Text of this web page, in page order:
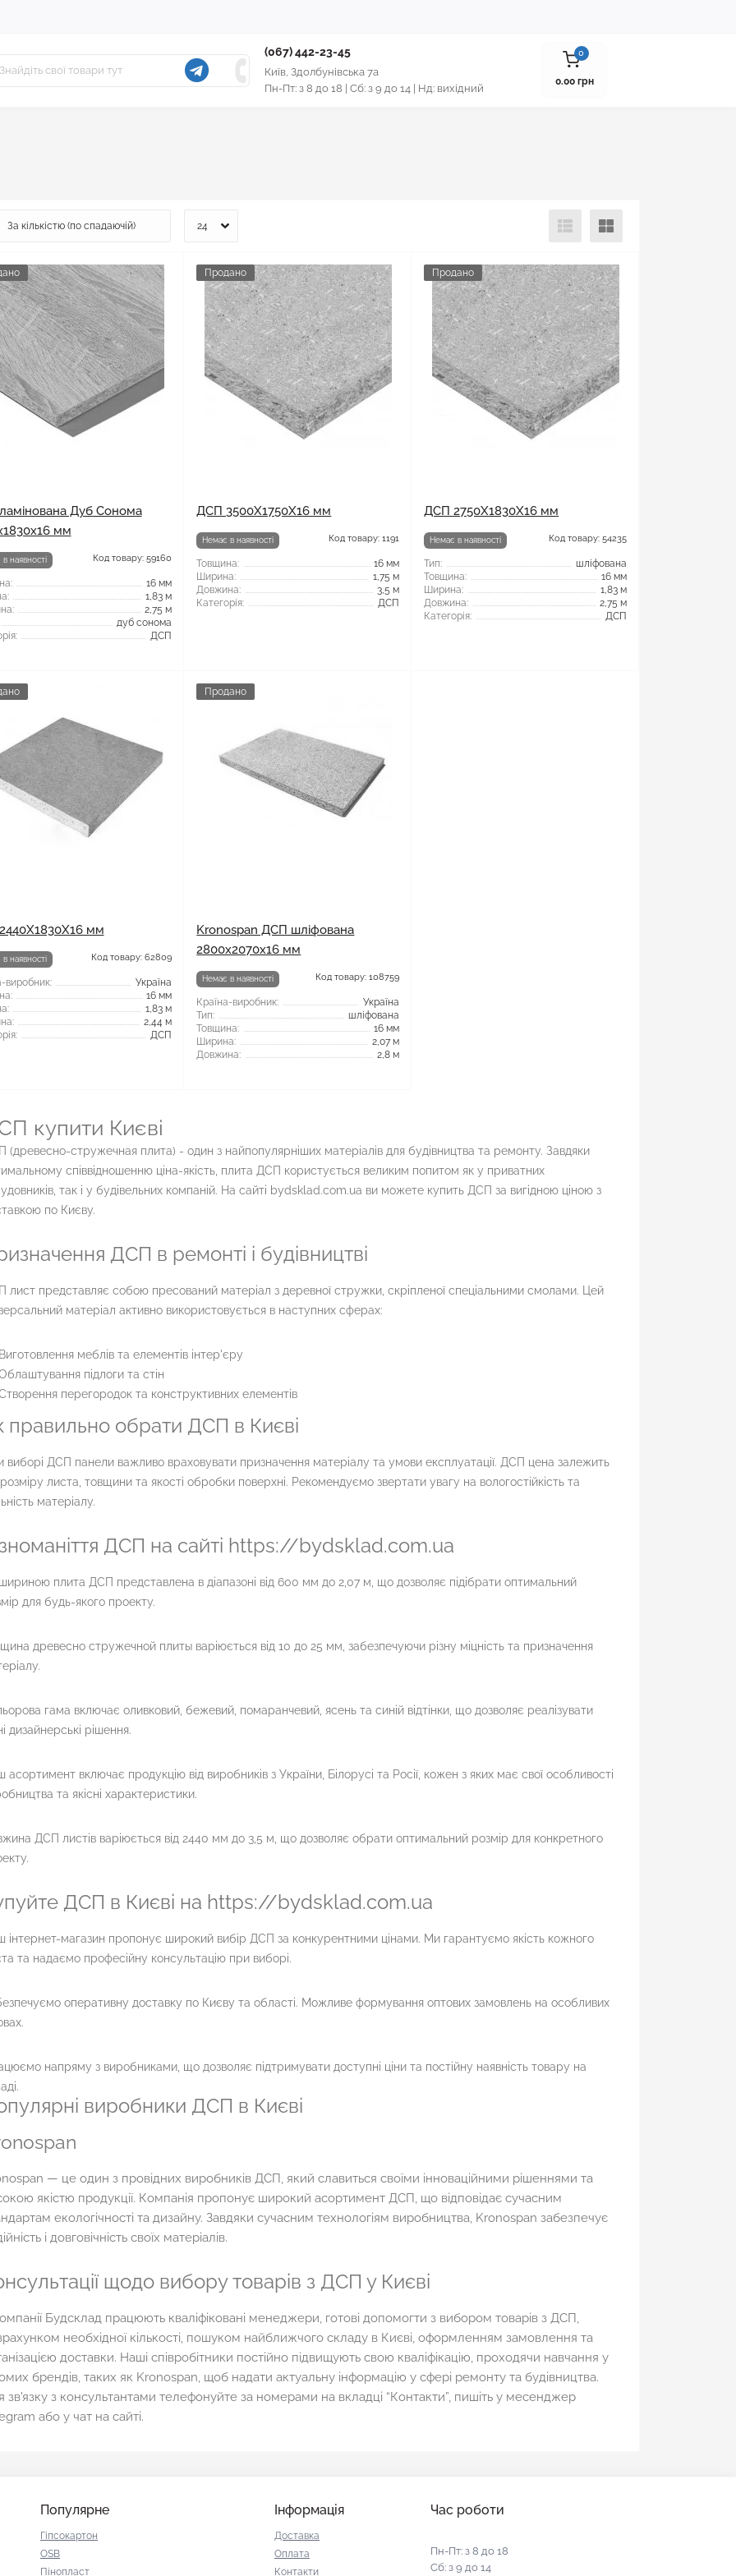
(067) 442-23-45
Київ, Здолбунівська 7а
Пн-Пт: з 8 до 18 | Сб: з 9 до 14 | Нд: вихідний
0
0.00 грн
Дуб Сонома
мм
наявності Код товару: 59160
16 мм
1,83 м
2,75 м
дуб сонома
ДСП
Продано
ДСП 3500X1750X16 мм
Немає в наявності Код товару: 1191
Товщина:
16 мм
Ширина:
1,75 м
Довжина:
3,5 м
Категорія:
ДСП
Продано
ДСП 2750X1830X16 мм
Немає в наявності Код товару: 54235
Тип:
шліфована
Товщина:
16 мм
Ширина:
1,83 м
Довжина:
2,75 м
Категорія:
ДСП
мм
наявності Код товару: 62809
виробник:
Україна
16 мм
1,83 м
2,44 м
ДСП
Продано
Kronospan ДСП шліфована
2800x2070x16 мм
Немає в наявності Код товару: 108759
Країна-виробник:
Україна
Тип:
шліфована
Товщина:
16 мм
Ширина:
2,07 м
Довжина:
2,8 м
купити Києві
(древесно-стружечная плита) - один з найпопулярніших матеріалів для будівництва та ремонту. Завдяки
співвідношенню ціна-якість, плита ДСП користується великим попитом як у приватних
так і у будівельних компаній. На сайті bydsklad.com.ua ви можете купить ДСП за вигідною ціною з
по Києву.
ДСП в ремонті і будівництві
лист представляє собою пресований матеріал з деревної стружки, скріпленої спеціальними смолами. Цей
матеріал активно використовується в наступних сферах:
Виготовлення меблів та елементів інтер'єру
підлоги та стін
перегородок та конструктивних елементів
правильно обрати ДСП в Києві
виборі ДСП панели важливо враховувати призначення матеріалу та умови експлуатації. ДСП цена залежить
розміру листа, товщини та якості обробки поверхні. Рекомендуємо звертати увагу на вологостійкість та
матеріалу.
ДСП на сайті https://bydsklad.com.ua
плита ДСП представлена в діапазоні від 600 мм до 2,07 м, що дозволяє підібрати оптимальний
для будь-якого проекту.
древесно стружечной плиты варіюється від 10 до 25 мм, забезпечуючи різну міцність та призначення
гама включає оливковий, бежевий, помаранчевий, ясень та синій відтінки, що дозволяє реалізувати
дизайнерські рішення.
асортимент включає продукцію від виробників з України, Білорусі та Росії, кожен з яких має свої особливості
та якісні характеристики.
ДСП листів варіюється від 2440 мм до 3,5 м, що дозволяє обрати оптимальний розмір для конкретного
ДСП в Києві на https://bydsklad.com.ua
інтернет-магазин пропонує широкий вибір ДСП за конкурентними цінами. Ми гарантуємо якість кожного
та надаємо професійну консультацію при виборі.
оперативну доставку по Києву та області. Можливе формування оптових замовлень на особливих
напряму з виробниками, що дозволяє підтримувати доступні ціни та постійну наявність товару на
виробники ДСП в Києві
— це один з провідних виробників ДСП, який славиться своїми інноваційними рішеннями та
якістю продукції. Компанія пропонує широкий асортимент ДСП, що відповідає сучасним
екологічності та дизайну. Завдяки сучасним технологіям виробництва, Kronospan забезпечує
і довговічність своїх матеріалів.
щодо вибору товарів з ДСП у Києві
Будсклад працюють кваліфіковані менеджери, готові допомогти з вибором товарів з ДСП,
необхідної кількості, пошуком найближчого складу в Києві, оформленням замовлення та
доставки. Наші співробітники постійно підвищують свою кваліфікацію, проходячи навчання у
брендів, таких як Kronospan, щоб надати актуальну інформацію у сфері ремонту та будівництва.
зв'язку з консультантами телефонуйте за номерами на вкладці “Контакти”, пишіть у месенджер
або у чат на сайті.
Популярне
Гіпсокартон
OSB
Пінопласт
Інформація
Доставка
Оплата
Контакти
Час роботи
Пн-Пт: з 8 до 18
Сб: з 9 до 14